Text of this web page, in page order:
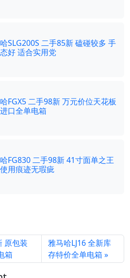
SLG200S 二手85新 磕碰较多 手
好 适合实用党
FGX5 二手98新 万元价位天花板
口全单电箱
FG830 二手98新 41寸面单之王
用痕迹无瑕疵
原包装
箱
雅马哈LJ16 全新库
存特价全单电箱